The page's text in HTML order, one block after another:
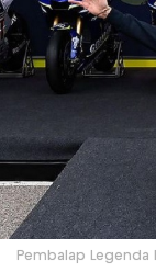
Pembalap Legenda